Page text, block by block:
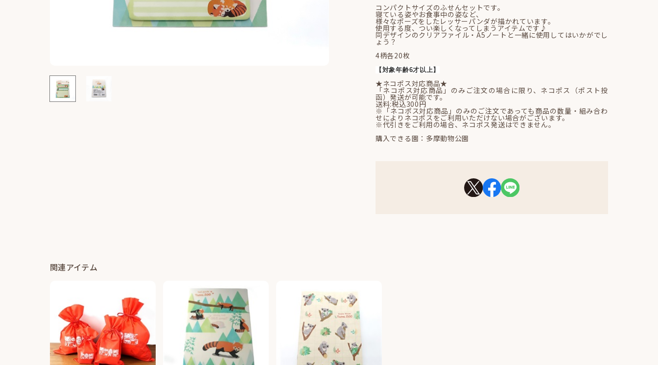
コンパクトサイズのふせんセットです。
寝ている姿やお食事中の姿など、
様々なポーズをしたレッサーパンダが描かれています。
使用する度、つい楽しくなってしまうアイテムです♪
同デザインのクリアファイル・A5ノートと一緒に使用してはいかがでし
ょう？
4柄各20枚
【対象年齢6才以上】
★ネコポス対応商品★
「ネコポス対応商品」のみご注文の場合に限り、ネコポス（ポスト投
函）発送が可能です。
送料:税込300円
※「ネコポス対応商品」のみのご注文であっても商品の数量・組み合わ
せによりネコポスをご利用いただけない場合がございます。
※代引きをご利用の場合、ネコポス発送はできません。
購入できる園：多摩動物公園
関連アイテム